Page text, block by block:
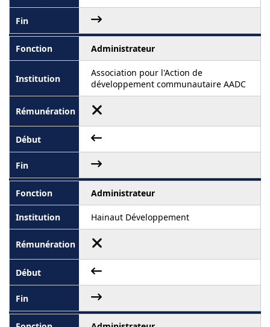
Administrateur
Association pour l'Action de
développement communautaire AADC
Administrateur
Hainaut Développement